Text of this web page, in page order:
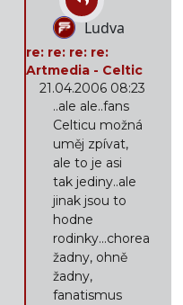
Ludva
re: re: re: re:
Artmedia - Celtic
21.04.2006 08:23
..ale ale..fans
Celticu možná
uměj zpívat,
ale to je asi
tak jediny..ale
jinak jsou to
hodne
rodinky...chorea
žadny, ohně
žadny,
fanatismus